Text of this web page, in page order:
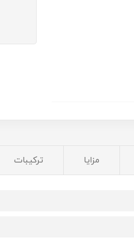
مزایا ترکیبات